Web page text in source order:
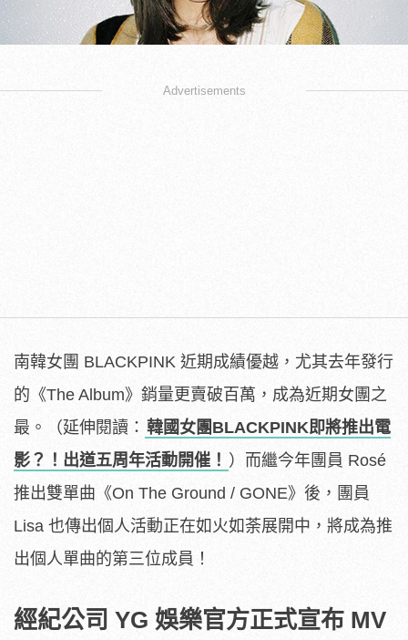
Advertisements
南韓女團 BLACKPINK 近期成績優越，尤其去年發行
的《The Album》銷量更賣破百萬，成為近期女團之
最。（延伸閱讀： 韓國女團BLACKPINK即將推出電
影？！出道五周年活動開催！ ）而繼今年團員 Rosé
推出雙單曲《On The Ground / GONE》後，團員
Lisa 也傳出個人活動正在如火如荼展開中，將成為推
出個人單曲的第三位成員！
經紀公司 YG 娛樂官方正式宣布 MV